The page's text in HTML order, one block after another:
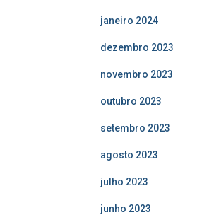
janeiro 2024
dezembro 2023
novembro 2023
outubro 2023
setembro 2023
agosto 2023
julho 2023
junho 2023